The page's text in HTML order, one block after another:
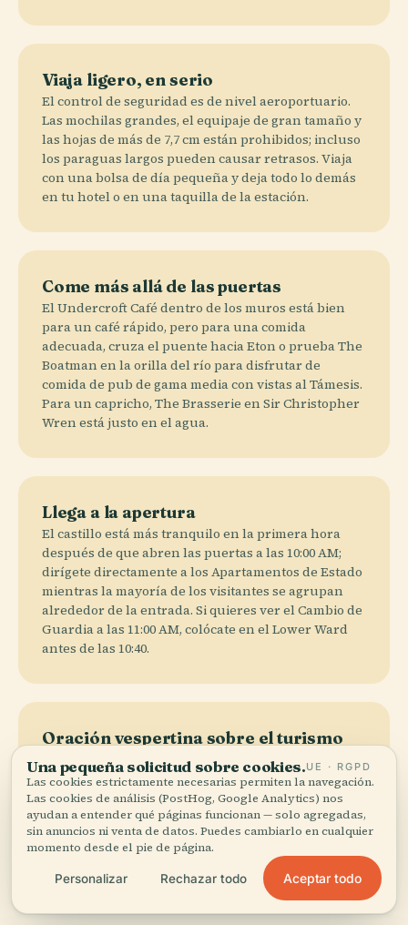
Viaja ligero, en serio
El control de seguridad es de nivel aeroportuario.
Las mochilas grandes, el equipaje de gran tamaño y
las hojas de más de 7,7 cm están prohibidos; incluso
los paraguas largos pueden causar retrasos. Viaja
con una bolsa de día pequeña y deja todo lo demás
en tu hotel o en una taquilla de la estación.
Come más allá de las puertas
El Undercroft Café dentro de los muros está bien
para un café rápido, pero para una comida
adecuada, cruza el puente hacia Eton o prueba The
Boatman en la orilla del río para disfrutar de
comida de pub de gama media con vistas al Támesis.
Para un capricho, The Brasserie en Sir Christopher
Wren está justo en el agua.
Llega a la apertura
El castillo está más tranquilo en la primera hora
después de que abren las puertas a las 10:00 AM;
dirígete directamente a los Apartamentos de Estado
mientras la mayoría de los visitantes se agrupan
alrededor de la entrada. Si quieres ver el Cambio de
Guardia a las 11:00 AM, colócate en el Lower Ward
antes de las 10:40.
Oración vespertina sobre el turismo
La Capilla de San Jorge cierra a los turistas los
domingos, pero la oración vespertina a las 5:15 PM
otros días es gratuita y abierta a todos. Escucharás
al coro en un espacio donde Enrique VIII y la Reina
Isabel II están enterrados: 10 monarcas en total,
bajo algunas de las mejores bóvedas de abanico de
Inglaterra.
Una pequeña solicitud sobre cookies.UE · RGPD
Las cookies estrictamente necesarias permiten la navegación.
Las cookies de análisis (PostHog, Google Analytics) nos
ayudan a entender qué páginas funcionan — solo agregadas,
sin anuncios ni venta de datos. Puedes cambiarlo en cualquier
momento desde el pie de página.
Personalizar Rechazar todo Aceptar todo